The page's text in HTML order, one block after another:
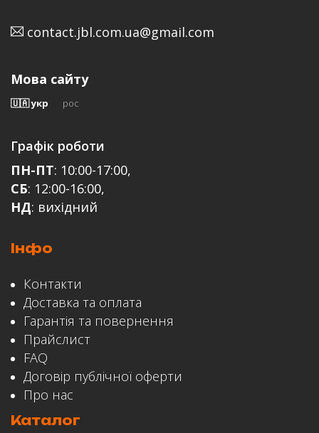
Email
Відгук
contact.jbl.com.ua@gmail.com
Мова сайту
🇺🇦 укр рос
Графік роботи
ПН-ПТ: 10:00-17:00,
СБ: 12:00-16:00,
НД: вихідний
Інфо
Контакти
Доставка та оплата
Гарантія та повернення
Прайслист
FAQ
Договір публічної оферти
Про нас
Каталог